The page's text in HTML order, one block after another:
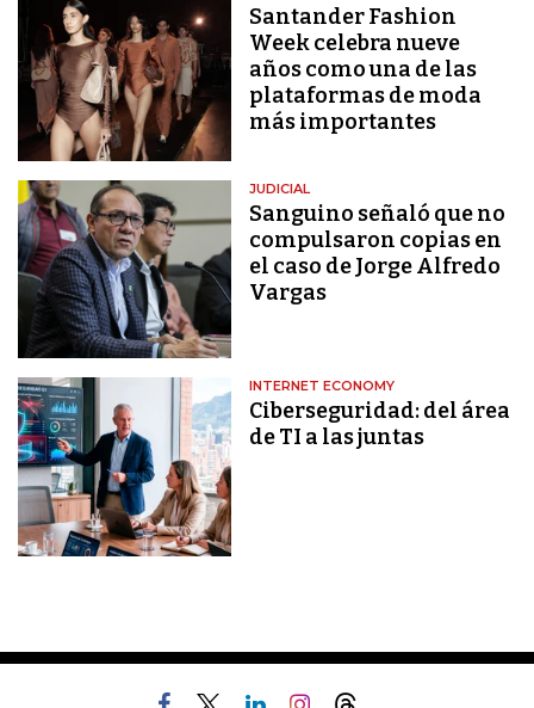
Santander Fashion
Week celebra nueve
años como una de las
plataformas de moda
más importantes
JUDICIAL
Sanguino señaló que no
compulsaron copias en
el caso de Jorge Alfredo
Vargas
INTERNET ECONOMY
Ciberseguridad: del área
de TI a las juntas